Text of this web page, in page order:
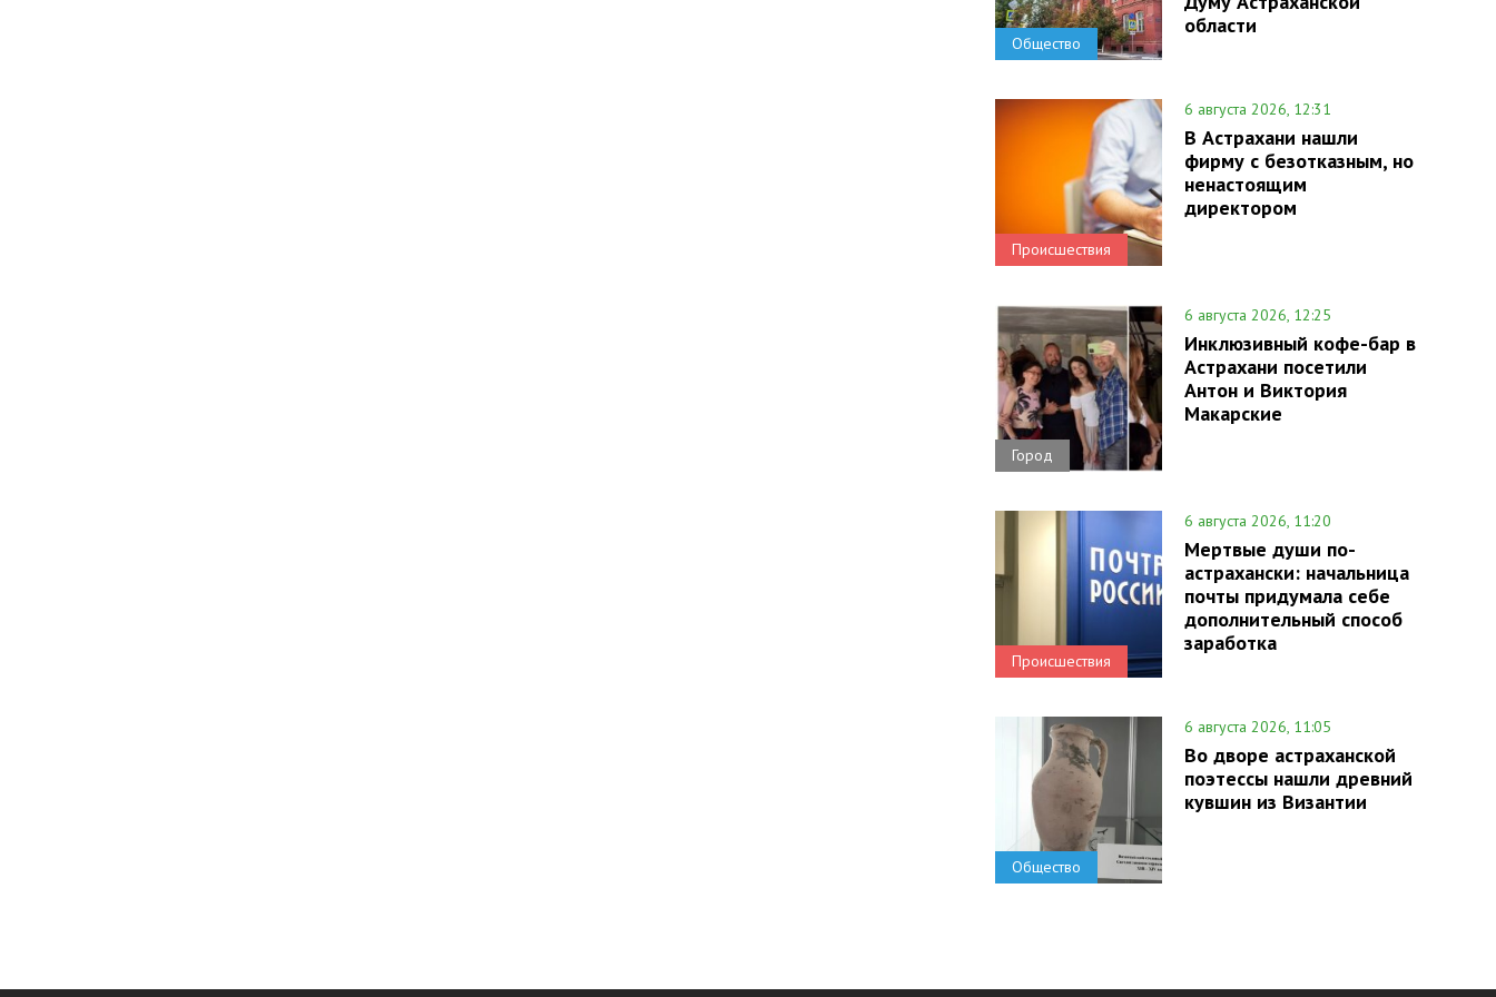
Общество
области
Происшествия
6 августа 2026, 12:31
В Астрахани нашли
фирму с безотказным, но
ненастоящим
директором
Город
6 августа 2026, 12:25
Инклюзивный кофе-бар в
Астрахани посетили
Антон и Виктория
Макарские
Происшествия
6 августа 2026, 11:20
Мертвые души по-
астрахански: начальница
почты придумала себе
дополнительный способ
заработка
Общество
6 августа 2026, 11:05
Во дворе астраханской
поэтессы нашли древний
кувшин из Византии